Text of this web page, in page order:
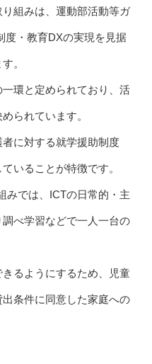
組みは、運動部活動等ガ
度・教育DXの実現を見据
。
環と定められており、活
られています。
に対する就学援助制度
いることが特徴です。
みでは、ICTの日常的・主
べ学習などで一人一台の
るようにするため、児童
条件に同意した家庭への